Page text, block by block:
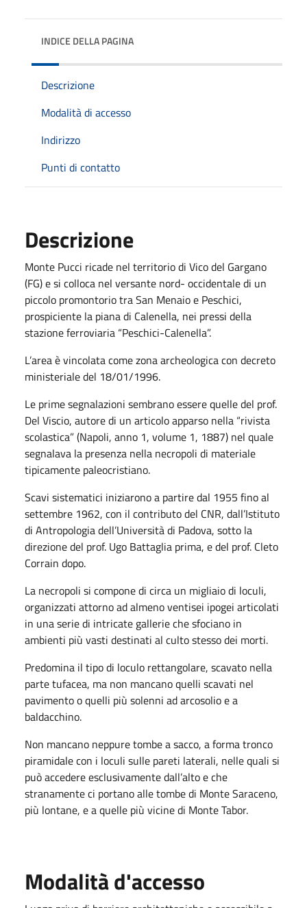
INDICE DELLA PAGINA
Descrizione
Modalità di accesso
Indirizzo
Punti di contatto
Descrizione
Monte Pucci ricade nel territorio di Vico del Gargano
(FG) e si colloca nel versante nord- occidentale di un
piccolo promontorio tra San Menaio e Peschici,
prospiciente la piana di Calenella, nei pressi della
stazione ferroviaria “Peschici-Calenella”.
L’area è vincolata come zona archeologica con decreto
ministeriale del 18/01/1996.
Le prime segnalazioni sembrano essere quelle del prof.
Del Viscio, autore di un articolo apparso nella “rivista
scolastica” (Napoli, anno 1, volume 1, 1887) nel quale
segnalava la presenza nella necropoli di materiale
tipicamente paleocristiano.
Scavi sistematici iniziarono a partire dal 1955 fino al
settembre 1962, con il contributo del CNR, dall’Istituto
di Antropologia dell’Università di Padova, sotto la
direzione del prof. Ugo Battaglia prima, e del prof. Cleto
Corrain dopo.
La necropoli si compone di circa un migliaio di loculi,
organizzati attorno ad almeno ventisei ipogei articolati
in una serie di intricate gallerie che sfociano in
ambienti più vasti destinati al culto stesso dei morti.
Predomina il tipo di loculo rettangolare, scavato nella
parte tufacea, ma non mancano quelli scavati nel
pavimento o quelli più solenni ad arcosolio e a
baldacchino.
Non mancano neppure tombe a sacco, a forma tronco
piramidale con i loculi sulle pareti laterali, nelle quali si
può accedere esclusivamente dall’alto e che
stranamente ci portano alle tombe di Monte Saraceno,
più lontane, e a quelle più vicine di Monte Tabor.
Modalità d'accesso